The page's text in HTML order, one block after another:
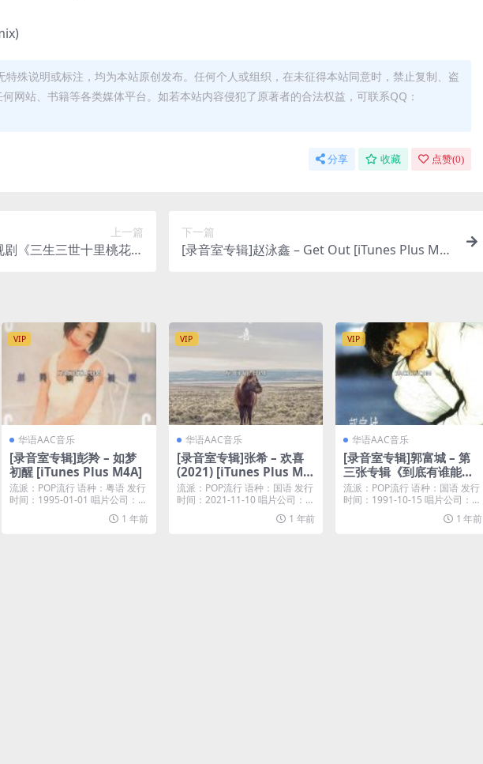
特殊说明或标注，均为本站原创发布。任何个人或组织，在未征得本站同意时，禁止复制、盗
网站、书籍等各类媒体平台。如若本站内容侵犯了原著者的合法权益，可联系QQ：
分享 收藏 点赞(0)
上一篇
《三生三世十里桃花》
下一篇
[录音室专辑]赵泳鑫 – Get Out [iTunes Plus M4
VIP
华语AAC音乐
[录音室专辑]彭羚 – 如梦
初醒 [iTunes Plus M4A]
流派：POP流行 语种：粤语 发行
时间：1995-01-01 唱片公司：E
1 年前
VIP
华语AAC音乐
[录音室专辑]张希 – 欢喜
(2021) [iTunes Plus M4
A]
流派：POP流行 语种：国语 发行
时间：2021-11-10 唱片公司：易
1 年前
VIP
华语AAC音乐
[录音室专辑]郭富城 – 第
三张专辑《到底有谁能够
告诉我》 [iTunes Plus M
4A]
流派：POP流行 语种：国语 发行
时间：1991-10-15 唱片公司：飞
1 年前